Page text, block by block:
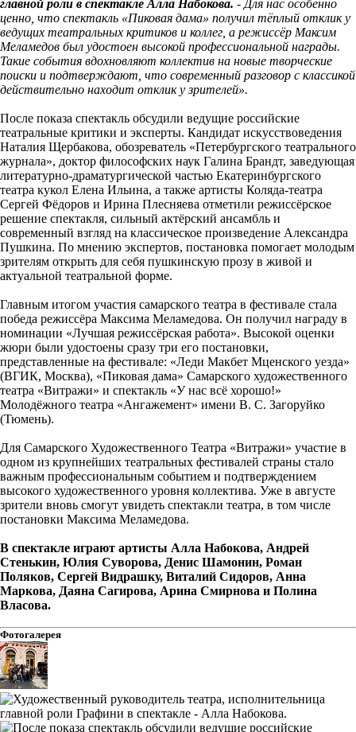
главной роли в спектакле Алла Набокова. - Для нас особенно
ценно, что спектакль «Пиковая дама» получил тёплый отклик у
ведущих театральных критиков и коллег, а режиссёр Максим
Меламедов был удостоен высокой профессиональной награды.
Такие события вдохновляют коллектив на новые творческие
поиски и подтверждают, что современный разговор с классикой
действительно находит отклик у зрителей».
После показа спектакль обсудили ведущие российские
театральные критики и эксперты. Кандидат искусствоведения
Наталия Щербакова, обозреватель «Петербургского театрального
журнала», доктор философских наук Галина Брандт, заведующая
литературно-драматургической частью Екатеринбургского
театра кукол Елена Ильина, а также артисты Коляда-театра
Сергей Фёдоров и Ирина Плесняева отметили режиссёрское
решение спектакля, сильный актёрский ансамбль и
современный взгляд на классическое произведение Александра
Пушкина. По мнению экспертов, постановка помогает молодым
зрителям открыть для себя пушкинскую прозу в живой и
актуальной театральной форме.
Главным итогом участия самарского театра в фестивале стала
победа режиссёра Максима Меламедова. Он получил награду в
номинации «Лучшая режиссёрская работа». Высокой оценки
жюри были удостоены сразу три его постановки,
представленные на фестивале: «Леди Макбет Мценского уезда»
(ВГИК, Москва), «Пиковая дама» Самарского художественного
театра «Витражи» и спектакль «У нас всё хорошо!»
Молодёжного театра «Ангажемент» имени В. С. Загоруйко
(Тюмень).
Для Самарского Художественного Театра «Витражи» участие в
одном из крупнейших театральных фестивалей страны стало
важным профессиональным событием и подтверждением
высокого художественного уровня коллектива. Уже в августе
зрители вновь смогут увидеть спектакли театра, в том числе
постановки Максима Меламедова.
В спектакле играют артисты Алла Набокова, Андрей
Стенькин, Юлия Суворова, Денис Шамонин, Роман
Поляков, Сергей Видрашку, Виталий Сидоров, Анна
Маркова, Даяна Сагирова, Арина Смирнова и Полина
Власова.
Фотогалерея